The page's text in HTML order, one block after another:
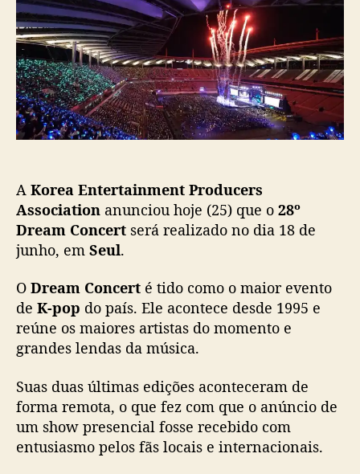
p
o
s
t
u
b
i
c
a
ç
ã
m
C
o
n
c
e
r
t
l
t
r
p
r
e
c
i
a
A Korea Entertainment Producers
Association anunciou hoje (25) que o 28º
Dream Concert será realizado no dia 18 de
junho, em Seul.
O Dream Concert é tido como o maior evento
de K-pop do país. Ele acontece desde 1995 e
reúne os maiores artistas do momento e
grandes lendas da música.
Suas duas últimas edições aconteceram de
forma remota, o que fez com que o anúncio de
um show presencial fosse recebido com
entusiasmo pelos fãs locais e internacionais.